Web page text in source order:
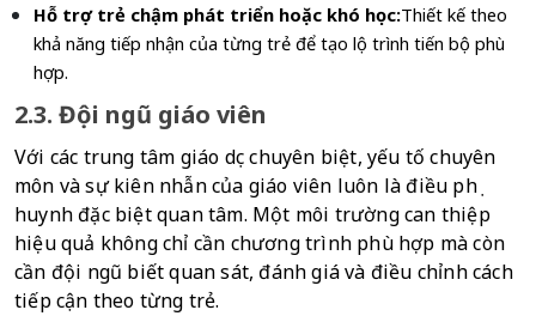
Hỗ trợ trẻ chậm phát triển hoặc khó học:Thiết kế theo
khả năng tiếp nhận của từng trẻ để tạo lộ trình tiến bộ phù
hợp.
2.3. Đội ngũ giáo viên
Với các trung tâm giáo dục chuyên biệt, yếu tố chuyên
môn và sự kiên nhẫn của giáo viên luôn là điều phụ
huynh đặc biệt quan tâm. Một môi trường can thiệp
hiệu quả không chỉ cần chương trình phù hợp mà còn
cần đội ngũ biết quan sát, đánh giá và điều chỉnh cách
tiếp cận theo từng trẻ.